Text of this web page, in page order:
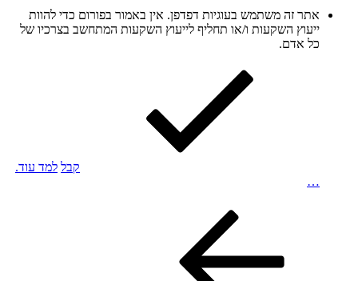
אתר זה משתמש בעוגיות דפדפן. אין באמור בפורום כדי להוות
ייעוץ השקעות ו/או תחליף לייעוץ השקעות המתחשב בצרכיו של
כל אדם.
קבל למד עוד.
…